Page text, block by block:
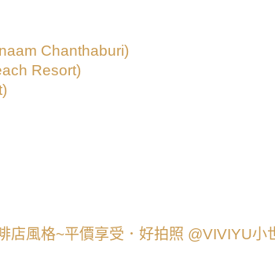
Chanthaburi)
Resort)